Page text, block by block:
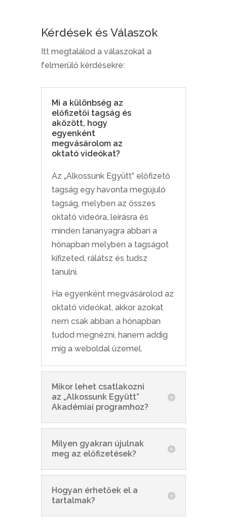
Kérdések és Válaszok
Itt megtalálod a válaszokat a
felmerülő kérdésekre:
Mi a különbség az
előfizetői tagság és
aközött, hogy
egyenként
megvásárolom az
oktató videókat?
Az „Alkossunk Együtt” előfizető
tagság egy havonta megújuló
tagság, melyben az összes
oktató videóra, leírásra és
minden tananyagra abban a
hónapban melyben a tagságot
kifizeted, rálátsz és tudsz
tanulni.
Ha egyenként megvásárolod az
oktató videókat, akkor azokat
nem csak abban a hónapban
tudod megnézni, hanem addig
míg a weboldal üzemel.
Mikor lehet csatlakozni
az „Alkossunk Együtt”
Akadémiai programhoz?
Milyen gyakran újulnak
meg az előfizetések?
Hogyan érhetőek el a
tartalmak?